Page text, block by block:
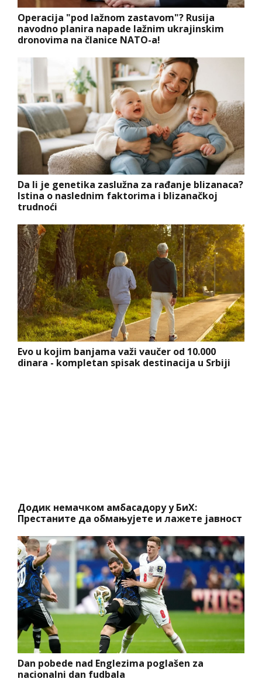
Operacija "pod lažnom zastavom"? Rusija
navodno planira napade lažnim ukrajinskim
dronovima na članice NATO-a!
Da li je genetika zaslužna za rađanje blizanaca?
Istina o naslednim faktorima i blizanačkoj
trudnoći
Evo u kojim banjama važi vaučer od 10.000
dinara - kompletan spisak destinacija u Srbiji
Додик немачком амбасадору у БиХ:
Престаните да обмањујете и лажете јавност
Dan pobede nad Englezima poglašen za
nacionalni dan fudbala